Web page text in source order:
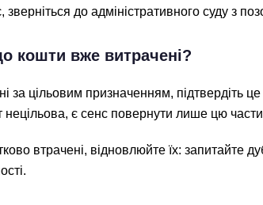
до адміністративного суду з
кошти вже витрачені?
за цільовим призначенням, підтвердіть
нецільова, є сенс повернути лише цю
втрачені, відновлюйте їх: запитайте